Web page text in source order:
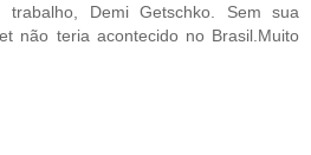
trabalho, Demi Getschko. Sem sua
não teria acontecido no Brasil.Muito